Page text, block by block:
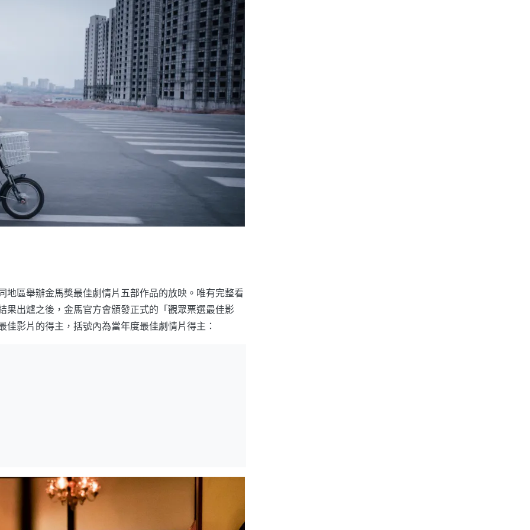
區舉辦金馬獎最佳劇情片五部作品的放映。唯有完整看
出爐之後，金馬官方會頒發正式的「觀眾票選最佳影
影片的得主，括號內為當年度最佳劇情片得主：